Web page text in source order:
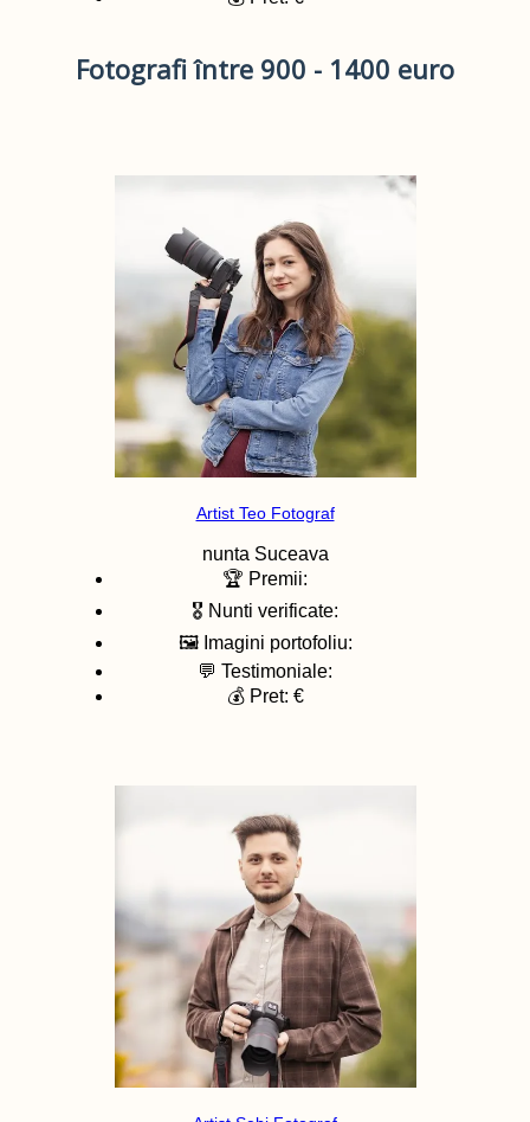
Fotografi între 900 - 1400 euro
Artist Teo Fotograf
nunta Suceava
🏆 Premii:
🎖️ Nunti verificate:
🖼️ Imagini portofoliu:
💬 Testimoniale:
💰 Pret: €